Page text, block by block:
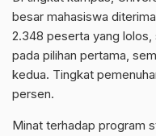
besar mahasiswa
2.348 peserta yang lolos,
pada pilihan pertama,
kedua. Tingkat
persen.
Minat terhadap program